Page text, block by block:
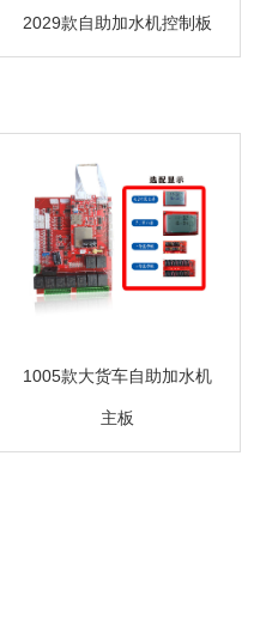
2029款自助加水机控制板
1005款大货车自助加水机
主板